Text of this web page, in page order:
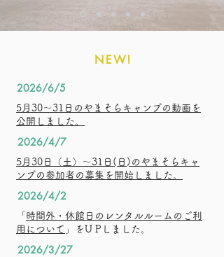
NEW!
2026/6/5
5月30〜31日のやまそらキャンプの動画を
公開しました。
2026/4/7
5月30日（土）〜31日(日)のやまそらキャ
ンプの参加者の募集を開始しました。
2026/4/2
​「 時間外・休館日のレンタルルームのご利
用について 」をU Pしました。
2026/3/27